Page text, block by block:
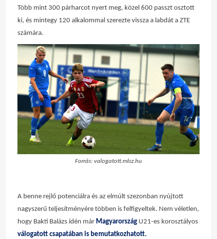
Több mint 300 párharcot nyert meg, közel 600 passzt osztott
ki, és mintegy 120 alkalommal szerezte vissza a labdát a ZTE
számára.
Forrás: valogatott.mlsz.hu
A benne rejlő potenciálra és az elmúlt szezonban nyújtott
nagyszerű teljesítményére többen is felfigyeltek. Nem véletlen,
hogy Bakti Balázs idén már Magyarország U21-es korosztályos
válogatott csapatában is bemutatkozhatott.